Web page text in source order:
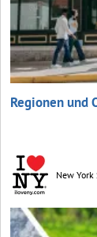
Regionen und
New York